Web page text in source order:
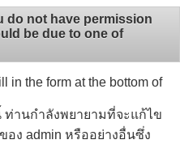
do not have permission
be due to one of
in the form at the bottom of
านกำลังพยายามที่จะแก้ไข
อง admin หรืออย่างอื่นซึ่ง